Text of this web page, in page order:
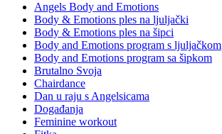
Angels Body and Emotions
Body & Emotions ples na ljuljački
Body & Emotions ples na šipci
Body and Emotions program s ljuljačkom
Body and Emotions program sa šipkom
Brutalno Svoja
Chairdance
Dan u raju s Angelsicama
Događanja
Feminine workout